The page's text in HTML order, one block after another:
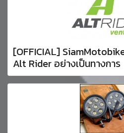
[OFFICIAL]
Alt Rider อย่างเป็นทางการ